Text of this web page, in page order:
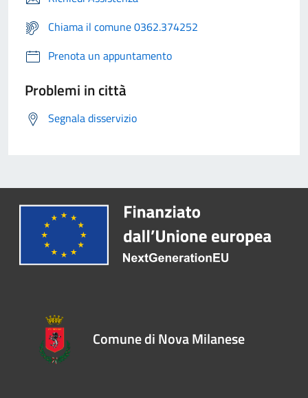
Chiama il comune 0362.374252
Prenota un appuntamento
Problemi in città
Segnala disservizio
Comune di Nova Milanese